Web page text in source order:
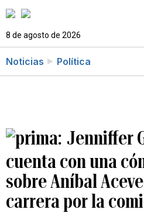
8 de agosto de 2026
Noticias Política
Jenniffer
cuenta con una
sobre Aníbal
carrera por la